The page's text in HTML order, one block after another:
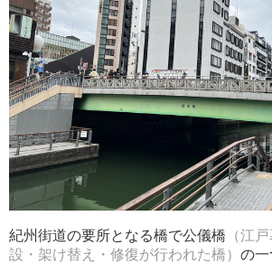
紀州街道の要所となる橋で公儀橋 （江
設・架け替え・修復が行われた橋） の一